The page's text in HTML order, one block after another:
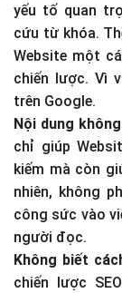
yếu tố quan
cứu từ khóa.
Website một
chiến lược. Vì
trên Google.
Nội dung
chỉ giúp
kiếm mà còn
nhiên, không
công sức vào
người đọc.
Không biết
chiến lược